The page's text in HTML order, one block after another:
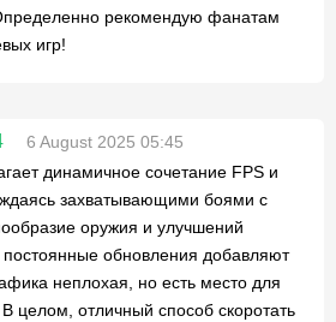
рекомендую фанатам
игр!
6 August 2025 05:45
динамичное сочетание FPS и
захватывающими боями с
оружия и улучшений
постоянные обновления добавляют
неплохая, но есть место для
целом, отличный способ скоротать